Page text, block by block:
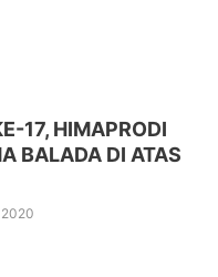
17, HIMAPRODI
BALADA DI ATAS